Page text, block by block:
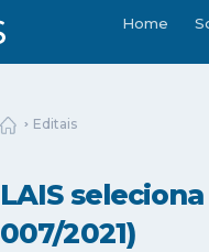
Home
Editais
LAIS
007/2021)